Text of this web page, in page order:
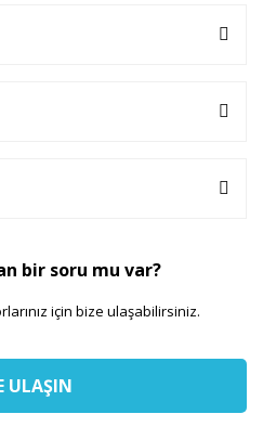
bir soru mu var?
için bize ulaşabilirsiniz.
ULAŞIN